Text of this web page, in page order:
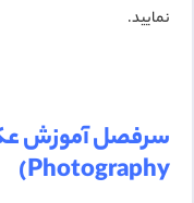
نمایید.
Photography)